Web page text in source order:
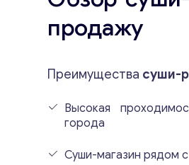
продажу
Преимущества суши-
Высокая
города
Суши-магазин рядом